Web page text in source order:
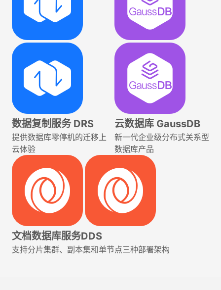
数据复制服务 DRS
提供数据库零停机的迁移上
云体验
云数据库 GaussDB
新一代企业级分布式关系型
数据库产品
文档数据库服务DDS
支持分片集群、副本集和单节点三种部署架构